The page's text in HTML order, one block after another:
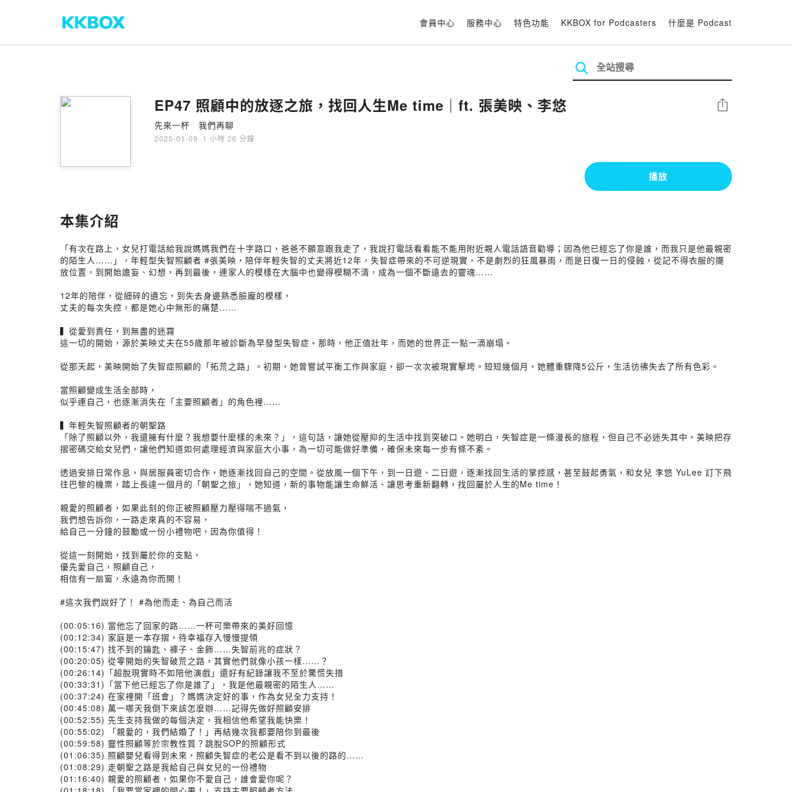
會員中心 服務中心 特色功能 KKBOX for Podcasters 什麼是 Podcast
EP47 照顧中的放逐之旅，找回人生Me time｜ft. 張美映、李悠
先來一杯 我們再聊
2025-01-09 · 1 小時 26 分鐘
分享
播放
本集介紹
「有次在路上，女兒打電話給我說媽媽我們在十字路口，爸爸不願意跟我走了，我說打電話看看能不能用附近親人電話語音勸導；因為他已經忘了你是誰，而我只是他最親密
的陌生人……」，年輕型失智照顧者 #張美映，陪伴年輕失智的丈夫將近12年，失智症帶來的不可逆現實，不是劇烈的狂風暴雨，而是日復一日的侵蝕，從記不得衣服的擺
放位置，到開始譫妄、幻想，再到最後，連家人的模樣在大腦中也變得模糊不清，成為一個不斷遠去的靈魂……
12年的陪伴，從細碎的遺忘，到失去身邊熟悉臉龐的模樣，
丈夫的每次失控，都是她心中無形的痛楚……
▍從愛到責任，到無盡的迷霧
這一切的開始，源於美映丈夫在55歲那年被診斷為早發型失智症。那時，他正值壯年，而她的世界正一點一滴崩塌。
從那天起，美映開始了失智症照顧的「拓荒之路」。初期，她曾嘗試平衡工作與家庭，卻一次次被現實擊垮。短短幾個月，她體重驟降5公斤，生活彷彿失去了所有色彩。
當照顧變成生活全部時，
似乎連自己，也逐漸消失在「主要照顧者」的角色裡……
▍年輕失智照顧者的朝聖路
「除了照顧以外，我還擁有什麼？我想要什麼樣的未來？」，這句話，讓她從壓抑的生活中找到突破口。她明白，失智症是一條漫長的旅程，但自己不必迷失其中。美映把存
摺密碼交給女兒們，讓他們知道如何處理經濟與家庭大小事，為一切可能做好準備，確保未來每一步有條不紊。
透過安排日常作息，與居服員密切合作，她逐漸找回自己的空間。從放風一個下午，到一日遊、二日遊，逐漸找回生活的掌控感，甚至鼓起勇氣，和女兒 李悠 YuLee 訂下飛
往巴黎的機票，踏上長達一個月的「朝聖之旅」，她知道，新的事物能讓生命鮮活、讓思考重新翻轉，找回屬於人生的Me time！
親愛的照顧者，如果此刻的你正被照顧壓力壓得喘不過氣，
我們想告訴你，一路走來真的不容易，
給自己一分鐘的鼓勵或一份小禮物吧，因為你值得！
從這一刻開始，找到屬於你的支點，
優先愛自己，照顧自己，
相信有一扇窗，永遠為你而開！
#這次我們說好了！ #為他而走、為自己而活
(00:05:16) 當他忘了回家的路……一杯可樂帶來的美好回憶
(00:12:34) 家庭是一本存摺，待幸福存入慢慢提領
(00:15:47) 找不到的鑰匙、褲子、金飾……失智前兆的症狀？
(00:20:05) 從零開始的失智破荒之路，其實他們就像小孩一樣……？
(00:26:14)「超脫現實時不如陪他演戲」還好有紀錄讓我不至於驚慌失措
(00:33:31)「當下他已經忘了你是誰了」，我是他最親密的陌生人……
(00:37:24) 在家裡開「班會」？媽媽決定好的事，作為女兒全力支持！
(00:45:08) 萬一哪天我倒下來該怎麼辦……記得先做好照顧安排
(00:52:55) 先生支持我做的每個決定，我相信他希望我能快樂！
(00:55:02) 「親愛的，我們結婚了！」再結幾次我都要陪你到最後
(00:59:58) 靈性照顧等於宗教性質？跳脫SOP的照顧形式
(01:06:35) 照顧嬰兒看得到未來，照顧失智症的老公是看不到以後的路的……
(01:08:29) 走朝聖之路是我給自己與女兒的一份禮物
(01:16:40) 親愛的照顧者，如果你不愛自己，誰會愛你呢？